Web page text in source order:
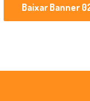
Baixar Banner